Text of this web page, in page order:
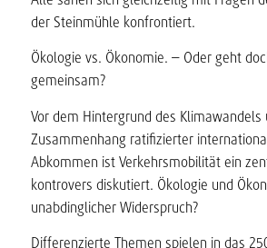
der Steinmühle konfrontiert.
Ökologie vs. Ökonomie. – Oder geht
gemeinsam?
Vor dem Hintergrund des Klimawandels
Zusammenhang ratifizierter
Abkommen ist Verkehrsmobilität ein
kontrovers diskutiert. Ökologie und
unabdinglicher Widerspruch?
Differenzierte Themen spielen in das